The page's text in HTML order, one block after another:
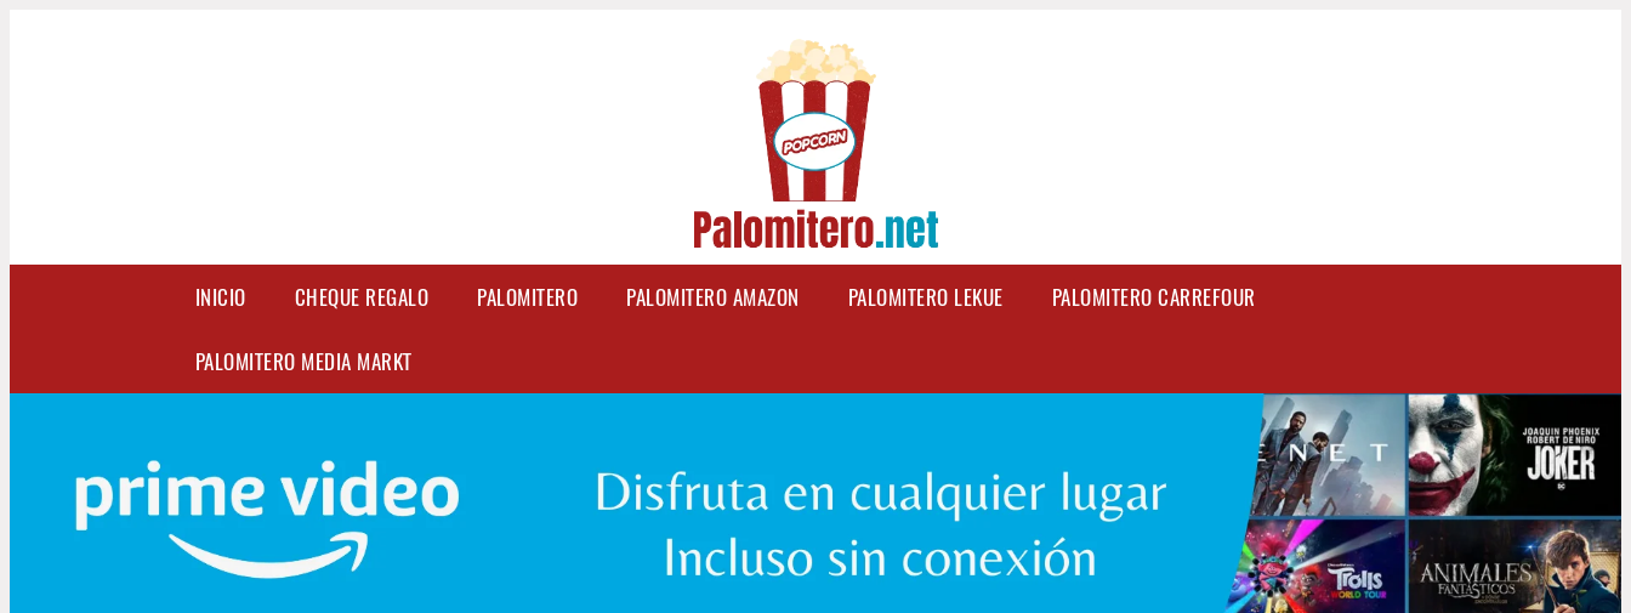
INICIO CHEQUE REGALO PALOMITERO PALOMITERO AMAZON PALOMITERO LEKUE PALOMITERO CARREFOUR
PALOMITERO MEDIA MARKT